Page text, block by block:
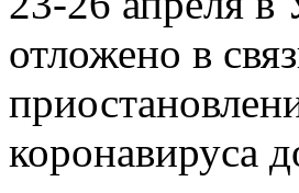
отложено в
коронавируса